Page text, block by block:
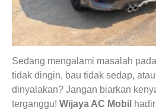
Sedang mengalami masalah
tidak dingin, bau tidak sedap,
dinyalakan? Jangan biarkan
terganggu! Wijaya AC Mobil